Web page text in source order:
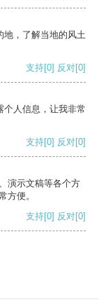
地，了解当地的风土
支持[0] 反对[0]
个人信息，让我非常
支持[0] 反对[0]
演示文稿等各个方
方便。
支持[0] 反对[0]